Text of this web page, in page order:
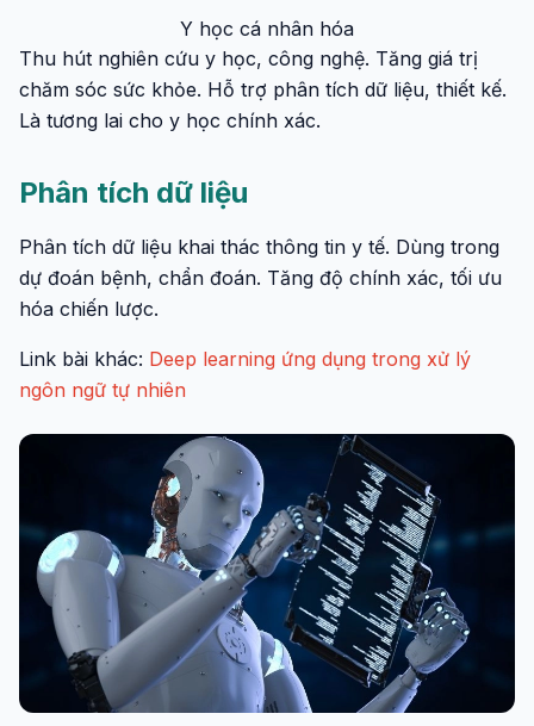
Y học cá nhân hóa
Thu hút nghiên cứu y học, công nghệ. Tăng giá trị
chăm sóc sức khỏe. Hỗ trợ phân tích dữ liệu, thiết kế.
Là tương lai cho y học chính xác.
Phân tích dữ liệu
Phân tích dữ liệu khai thác thông tin y tế. Dùng trong
dự đoán bệnh, chẩn đoán. Tăng độ chính xác, tối ưu
hóa chiến lược.
Link bài khác: Deep learning ứng dụng trong xử lý
ngôn ngữ tự nhiên